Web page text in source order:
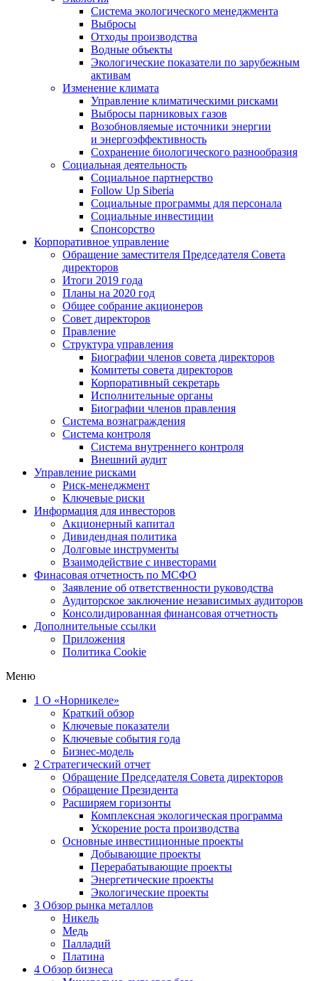
Система экологического менеджмента
Выбросы
Отходы производства
Водные объекты
Экологические показатели по зарубежным
активам
Изменение климата
Управление климатическими рисками
Выбросы парниковых газов
Возобновляемые источники энергии
и энергоэффективность
Сохранение биологического разнообразия
Социальная деятельность
Социальное партнерство
Follow Up Siberia
Социальные программы для персонала
Социальные инвестиции
Спонсорство
Корпоративное управление
Обращение заместителя Председателя Совета
директоров
Итоги 2019 года
Планы на 2020 год
Общее собрание акционеров
Совет директоров
Правление
Структура управления
Биографии членов совета директоров
Комитеты совета директоров
Корпоративный секретарь
Исполнительные органы
Биографии членов правления
Система вознаграждения
Система контроля
Система внутреннего контроля
Внешний аудит
Управление рисками
Риск-менеджмент
Ключевые риски
Информация для инвесторов
Акционерный капитал
Дивидендная политика
Долговые инструменты
Взаимодействие с инвеcторами
Финасовая отчетность по МСФО
Заявление об ответственности руководства
Аудиторское заключение независимых аудиторов
Консолидированная финансовая отчетность
Дополнительные ссылки
Приложения
Политика Cookie
Меню
1 О «Норникеле»
Краткий обзор
Ключевые показатели
Ключевые события года
Бизнес-модель
2 Стратегический отчет
Обращение Председателя Совета директоров
Обращение Президента
Расширяем горизонты
Комплексная экологическая программа
Ускорение роста производства
Основные инвестиционные проекты
Добывающие проекты
Перерабатывающие проекты
Энергетические проекты
Экологические проекты
3 Обзор рынка металлов
Никель
Медь
Палладий
Платина
4 Обзор бизнеса